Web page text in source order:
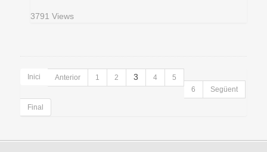
3791 Views
Inici Anterior 1 2 3 4
5
6
Següent
Final